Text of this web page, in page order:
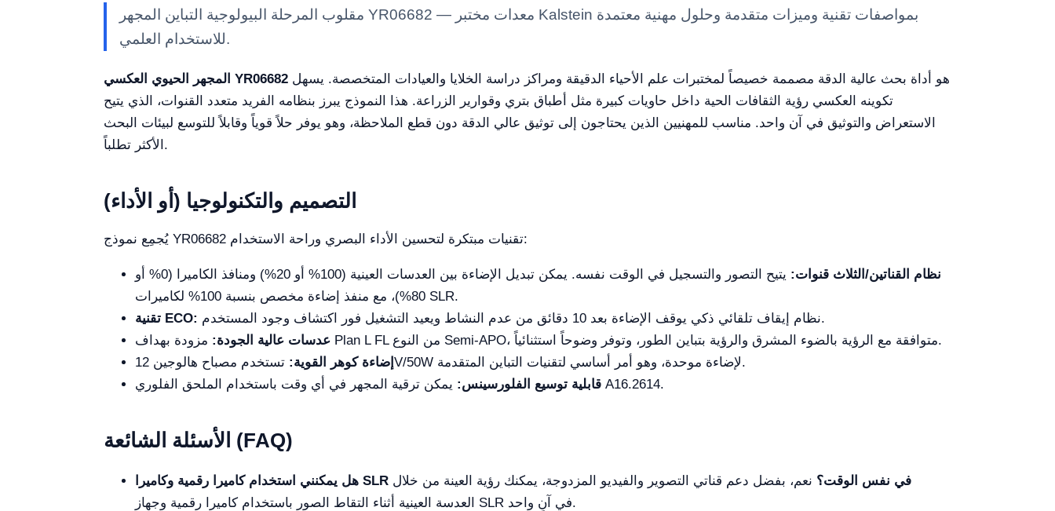
مقلوب المرحلة البيولوجية التباين المجهر YR06682 — معدات مختبر Kalstein بمواصفات تقنية وميزات متقدمة وحلول مهنية معتمدة
للاستخدام العلمي.
المجهر الحيوي العكسي YR06682
تكوينه العكسي رؤية الثقافات الحية داخل حاويات كبيرة مثل أطباق بتري وقوارير الزراعة. هذا النموذج يبرز بنظامه الفريد متعدد القنوات، الذي يتيح
الاستعراض والتوثيق في آن واحد. مناسب للمهنيين الذين يحتاجون إلى توثيق عالي الدقة دون قطع الملاحظة، وهو يوفر حلاً قوياً وقابلاً للتوسع لبيئات البحث
الأكثر تطلباً.
التصميم والتكنولوجيا (أو الأداء)
يُجمِع نموذج YR06682 تقنيات مبتكرة لتحسين الأداء البصري وراحة الاستخدام:
نظام القناتين/الثلاث قنوات:
يتيح التصور والتسجيل في الوقت نفسه. يمكن تبديل الإضاءة بين العدسات العينية (100% أو 20%) ومنافذ الكاميرا (0% أو
80%)، مع منفذ إضاءة مخصص بنسبة 100% لكاميرات SLR.
تقنية ECO:
نظام إيقاف تلقائي ذكي يوقف الإضاءة بعد 10 دقائق من عدم النشاط ويعيد التشغيل فور اكتشاف وجود المستخدم.
عدسات عالية الجودة:
مزودة بهداف Plan L FL من النوع Semi-APO، متوافقة مع الرؤية بالضوء المشرق والرؤية بتباين الطور، وتوفر وضوحاً استثنائياً.
إضاءة كوهر القوية:
تستخدم مصباح هالوجين 12V/50W لإضاءة موحدة، وهو أمر أساسي لتقنيات التباين المتقدمة.
قابلية توسيع الفلورسينس: يمكن ترقية المجهر في أي وقت باستخدام الملحق الفلوري A16.2614.
الأسئلة الشائعة (FAQ)
هل يمكنني استخدام كاميرا رقمية وكاميرا SLR في نفس الوقت؟ نعم، بفضل دعم قناتي التصوير والفيديو المزدوجة، يمكنك رؤية العينة من خلال
العدسة العينية أثناء التقاط الصور باستخدام كاميرا رقمية وجهاز SLR في آنٍ واحد.